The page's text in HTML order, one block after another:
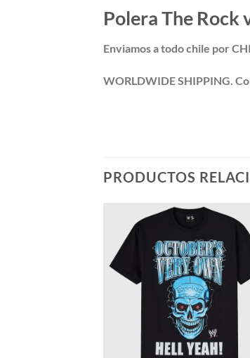
Polera The Rock
Enviamos a todo chile por
WORLDWIDE SHIPPING.
PRODUCTOS